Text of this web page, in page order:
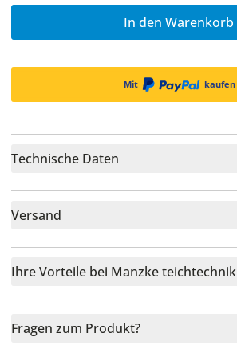
In den Warenkorb
Mit kaufen
Technische Daten
Versand
Ihre Vorteile bei Manzke teichtechnik
Fragen zum Produkt?